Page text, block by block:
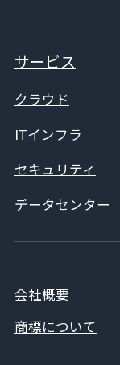
サービス
クラウド
ITインフラ
セキュリティ
データセンター
会社概要
商標について